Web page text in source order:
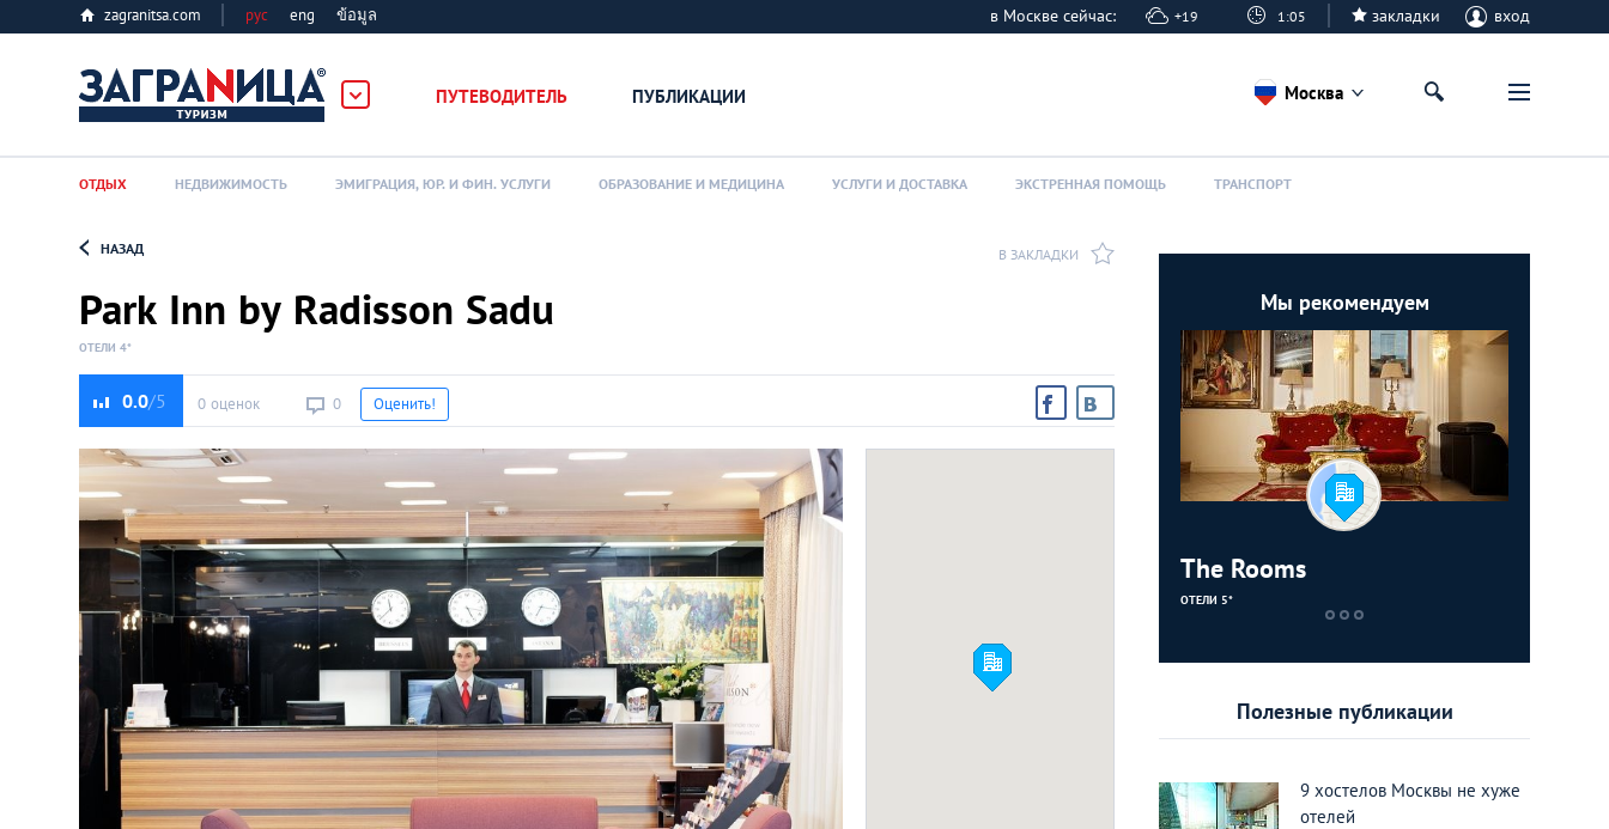
zagranitsa.com рус eng ข้อมูล в Москве сейчас: +19 1:05 закладки вход
ПУТЕВОДИТЕЛЬ ПУБЛИКАЦИИ
Алматы
Астана
Афины
Киев
Лондон
Лос-Анджелес
Loading...
Москва
ОТДЫХ НЕДВИЖИМОСТЬ ЭМИГРАЦИЯ, ЮР. И ФИН. УСЛУГИ ОБРАЗОВАНИЕ И МЕДИЦИНА УСЛУГИ И ДОСТАВКА ЭКСТРЕННАЯ ПОМОЩЬ ТРАНСПОРТ
НАЗАД В ЗАКЛАДКИ
Park Inn by Radisson Sadu
ОТЕЛИ 4*
0.0 0 оценок 0 Оценить!
Мы рекомендуем
The Rooms
ОТЕЛИ 5*
Полезные публикации
9 хостелов Москвы не хуже
отелей